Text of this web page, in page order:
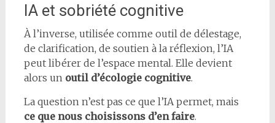
IA et sobriété cognitive
À l’inverse, utilisée comme outil de délestage,
de clarification, de soutien à la réflexion, l’IA
peut libérer de l’espace mental. Elle devient
alors un outil d’écologie cognitive.
La question n’est pas ce que l’IA permet, mais
ce que nous choisissons d’en faire.